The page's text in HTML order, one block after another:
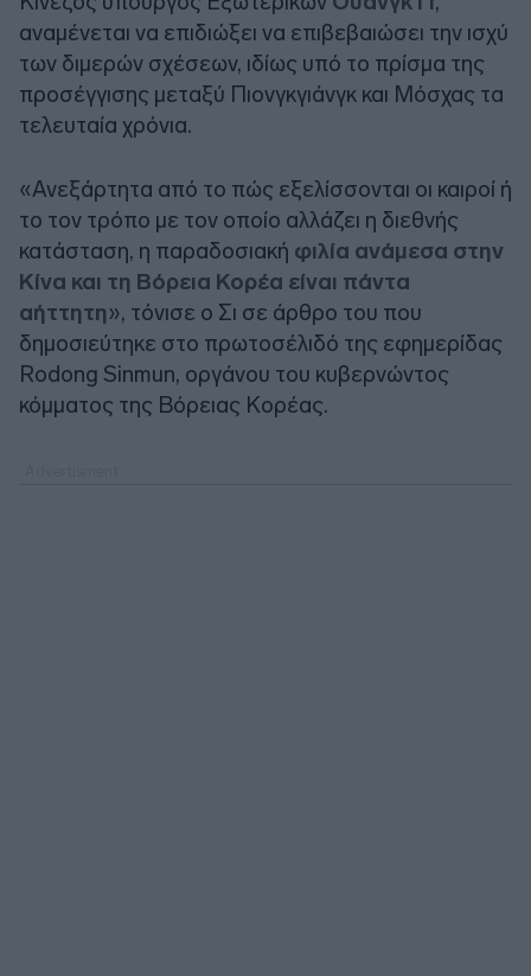
αναμένεται να επιδιώξει να επιβεβαιώσει την ισχύ
των διμερών σχέσεων, ιδίως υπό το πρίσμα της
προσέγγισης μεταξύ Πιονγκγιάνγκ και Μόσχας τα
τελευταία χρόνια.
«Ανεξάρτητα από το πώς εξελίσσονται οι καιροί ή
το τον τρόπο με τον οποίο αλλάζει η διεθνής
κατάσταση, η παραδοσιακή φιλία ανάμεσα στην
Κίνα και τη Βόρεια Κορέα είναι πάντα
αήττητη», τόνισε ο Σι σε άρθρο του που
δημοσιεύτηκε στο πρωτοσέλιδό της εφημερίδας
Rodong Sinmun, οργάνου του κυβερνώντος
κόμματος της Βόρειας Κορέας.